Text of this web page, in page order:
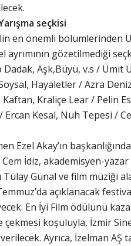
seçkisi
en önemli bölümlerinden
ayrımının gözetilmediği
Dadak, Aşk,Büyü, v.s / Ümit
Hayaletler / Azra
Kaftan, Kraliçe Lear / Pelin
/ Ercan Kesal, Nuh Tepesi /
Ezel Akay’ın
İdiz, akademisyen-
Günal ve film müziği
açıklanacak
En İyi Film ödülünü
çekmesi koşuluyla, İzmir
Ayrıca, İzelman AŞ